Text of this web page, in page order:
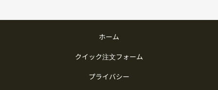
ホーム
クイック注文フォーム
プライバシー